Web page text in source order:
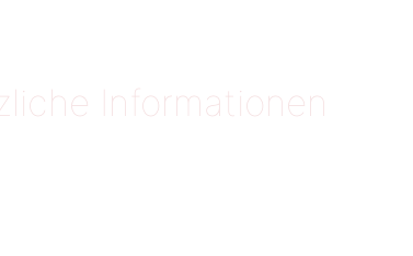
Informationen